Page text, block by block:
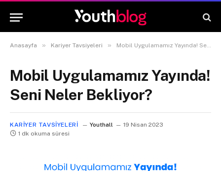
Anasayfa » Kariyer Tavsiyeleri » Mobil Uygulamamız Yayında! Seni Neler Bekliyor?
Mobil Uygulamamız Yayında!
Seni Neler Bekliyor?
KARIYER TAVSIYELERI Youthall
19 Nisan 2023
1 dk okuma süresi